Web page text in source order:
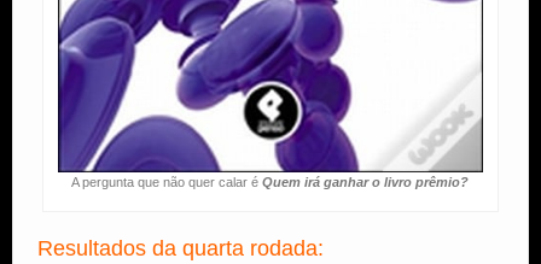
A pergunta que não quer calar éQuem irá ganhar o livro prêmio?
Resultados da quarta rodada: